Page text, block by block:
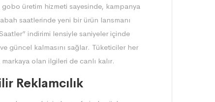
üretim hizmeti sayesinde, kampanya
saatlerinde yeni bir ürün lansmanı
indirimi lensiyle saniyeler içinde
güncel kalmasını sağlar. Tüketiciler her
olan ilgileri de canlı kalır.
Reklamcılık